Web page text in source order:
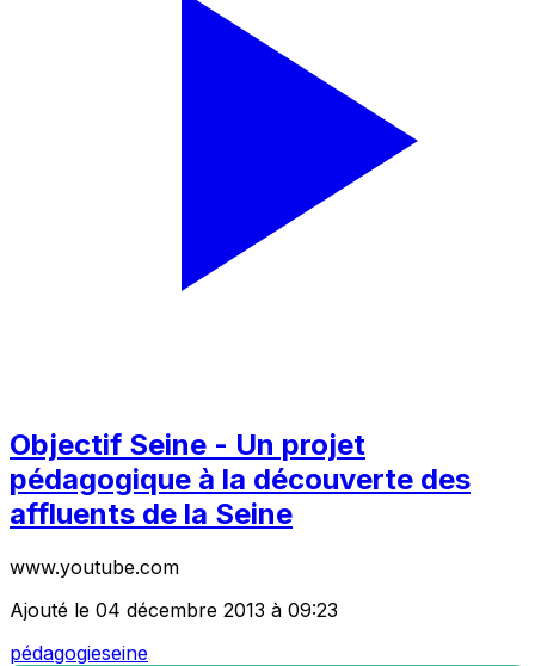
Objectif Seine - Un projet
pédagogique à la découverte des
affluents de la Seine
www.youtube.com
Ajouté le 04 décembre 2013 à 09:23
pédagogieseine